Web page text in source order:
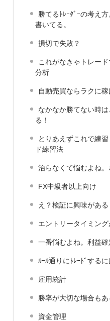
勝てるﾄﾚｰﾀﾞｰの考え
書いてる。
損切で失敗？
これがなきゃトレー
分析
自動売買ならラクに稼
なかなか勝てない時
る！
とりあえずこれで練
ド練習法
治らなくて悩むよね
FX中級者以上向け
え？検証に興味がある
エントリータイミン
一番悩むよね。利益確
ﾙｰﾙ通りにﾄﾚｰﾄﾞするに
雇用統計
勝率が大切な場合もあ
資金管理